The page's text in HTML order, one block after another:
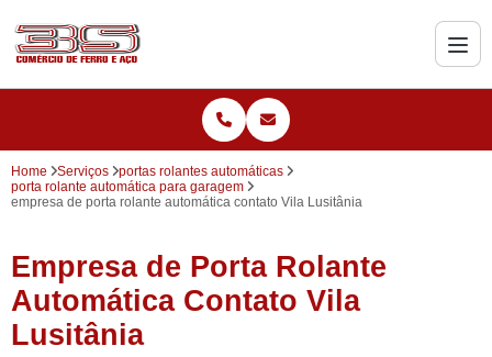
Home Serviços
portas rolantes automáticas
porta rolante automática para garagem
empresa de porta rolante automática contato Vila Lusitânia
Empresa de Porta Rolante
Automática Contato Vila
Lusitânia